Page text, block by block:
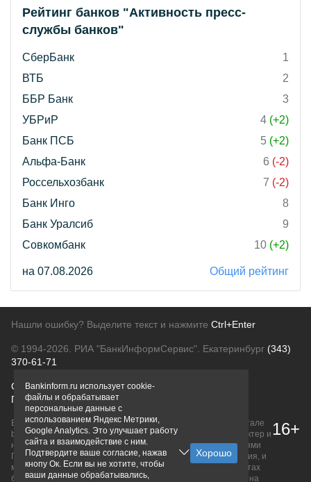
Рейтинг банков "Активность пресс-
службы банков"
СберБанк
1
ВТБ
2
ББР Банк
3
УБРиР
4 (+2)
Банк ПСБ
5 (+2)
Альфа-Банк
6 (-2)
Россельхозбанк
7 (-2)
Банк Инго
8
Банк Уралсиб
9
Совкомбанк
10 (+2)
на 07.08.2026 Общий рейтинг
Нашли ошибку? Выделите текст и нажмите Ctrl+Enter
© 1994-2026. РИА "БанкИнформСервис". Екатеринбург (343)
370-61-71
О проектеПолитика конфиденциальности
Правовая информацияДля рекламодателей
Вся информация о продуктах банков, размещенная на портале
bankinform.ru, носит исключительно ознакомительный характер и
не является публичной офертой, определяемой положениями
ГК РФ. Информация не содержит точного и полного описания, и
может быть изменена. Конечные условия уточняйте на сайтах
банков или при личном обращении. Исключительное право на
16+
Bankinform.ru использует cookie-
файлы и обрабатывает
персональные данные с
использованием Яндекс Метрики,
Google Analytics. Это улучшает работу
сайта и взаимодействие с ним.
Подтвердите ваше согласие, нажав
кнопу Ок. Если вы не хотите, чтобы
ваши данные обрабатывались,